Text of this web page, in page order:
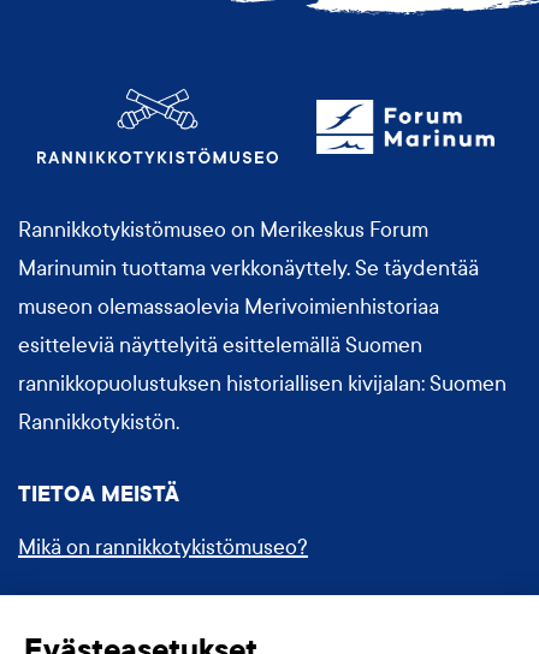
Rannikkotykistömuseo on Merikeskus Forum
Marinumin tuottama verkkonäyttely. Se täydentää
museon olemassaolevia Merivoimienhistoriaa
esitteleviä näyttelyitä esittelemällä Suomen
rannikkopuolustuksen historiallisen kivijalan: Suomen
Rannikkotykistön.
TIETOA MEISTÄ
Mikä on rannikkotykistömuseo?